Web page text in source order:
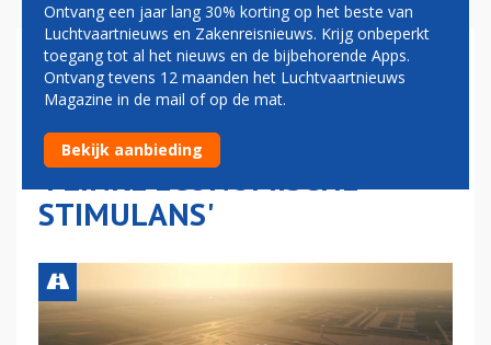
POLEN ONTHULT
ARCHITECTUUR VAN GROTE
NIEUWE LUCHTHAVEN:
'FLINKE ECONOMISCHE
STIMULANS'
Ontvang een jaar lang 30% korting op het beste van
Luchtvaartnieuws en Zakenreisnieuws. Krijg onbeperkt
toegang tot al het nieuws en de bijbehorende Apps.
Ontvang tevens 12 maanden het Luchtvaartnieuws
Magazine in de mail of op de mat.
Bekijk aanbieding